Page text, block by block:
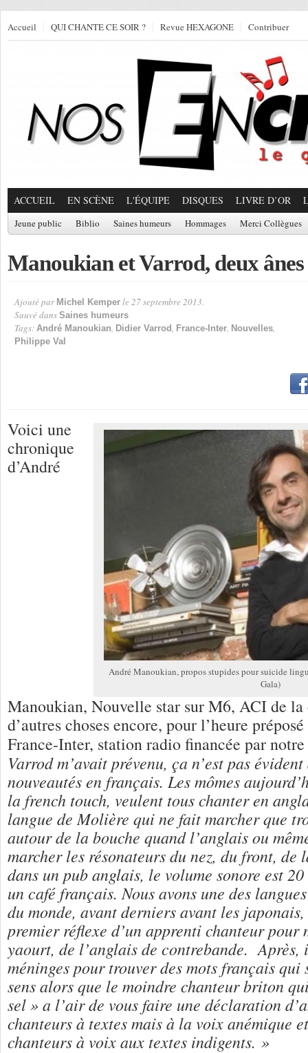
Accueil QUI CHANTE CE SOIR ? Revue HEXAGONE Contribuer
ACCUEIL EN SCÈNE L'ÉQUIPE DISQUES LIVRE D’OR
Jeune public Biblio Saines humeurs Hommages Merci Collègues
Manoukian et Varrod, deux ânes
Ajouté par Michel Kemper le 27 septembre 2013.
Sauvé dans Saines humeurs
Tags: André Manoukian, Didier Varrod, France-Inter, Nouvelles,
Philippe Val
André Manoukian, propos stupides pour suicide
Gala)
Voici une
chronique
d’André
Manoukian, Nouvelle star sur M6, ACI de la
d’autres choses encore, pour l’heure
France-Inter, station radio financée par
Varrod m’avait prévenu, ça n’est pas
nouveautés en français. Les mômes
la french touch, veulent tous chanter en
langue de Molière qui ne fait marcher que
autour de la bouche quand l’anglais ou
marcher les résonateurs du nez, du front, de
dans un pub anglais, le volume sonore est
un café français. Nous avons une des
du monde, avant derniers avant les
premier réflexe d’un apprenti chanteur pour
yaourt, de l’anglais de contrebande.
méninges pour trouver des mots français qui
sens alors que le moindre chanteur briton
sel » a l’air de vous faire une déclaration
chanteurs à textes mais à la voix anémique
chanteurs à voix aux textes indigents. »